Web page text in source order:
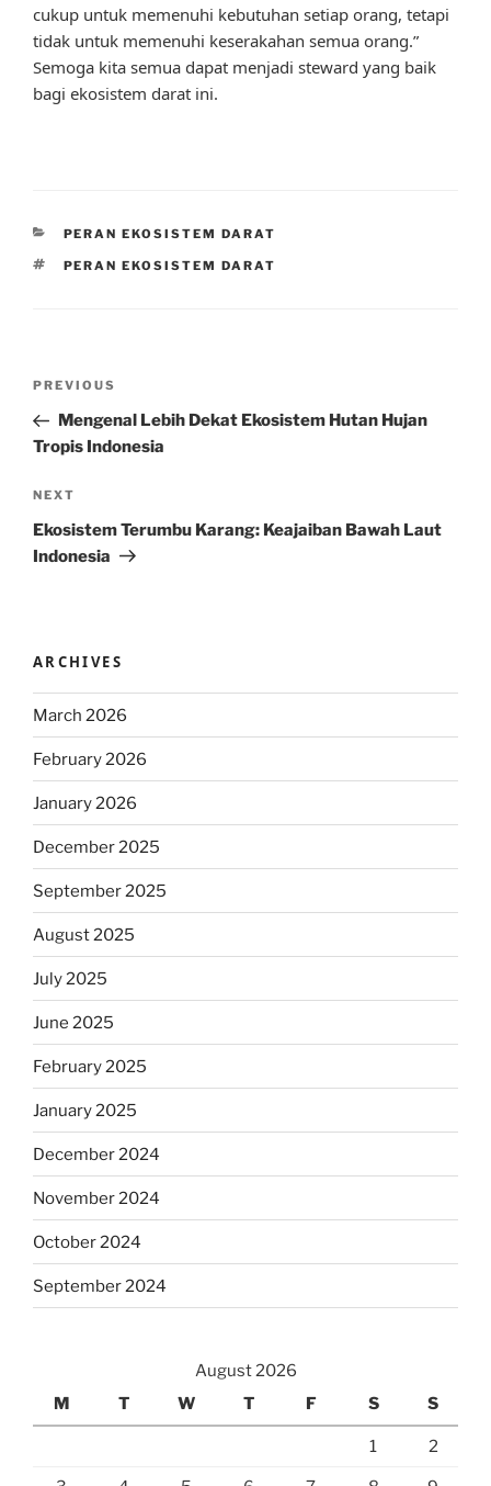
cukup untuk memenuhi kebutuhan setiap orang, tetapi
tidak untuk memenuhi keserakahan semua orang.”
Semoga kita semua dapat menjadi steward yang baik
bagi ekosistem darat ini.
CATEGORIES
PERAN EKOSISTEM DARAT
TAGS
PERAN EKOSISTEM DARAT
Previous
Post
PREVIOUS
Mengenal Lebih Dekat Ekosistem Hutan Hujan
Tropis Indonesia
Next
Post
NEXT
Ekosistem Terumbu Karang: Keajaiban Bawah Laut
Indonesia
ARCHIVES
March 2026
February 2026
January 2026
December 2025
September 2025
August 2025
July 2025
June 2025
February 2025
January 2025
December 2024
November 2024
October 2024
September 2024
August 2026
M
T W T F S S
1 2